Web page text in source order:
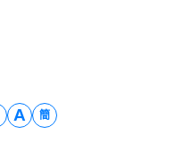
A 簡